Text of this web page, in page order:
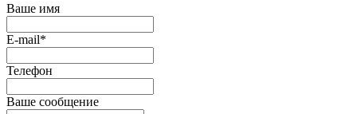
Ваше имя
E-mail*
Телефон
Ваше сообщение